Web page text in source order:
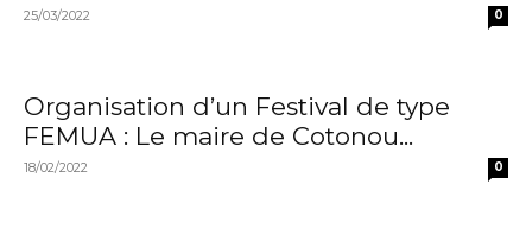
25/03/2022 0
Organisation d’un Festival de type
FEMUA : Le maire de Cotonou...
18/02/2022 0